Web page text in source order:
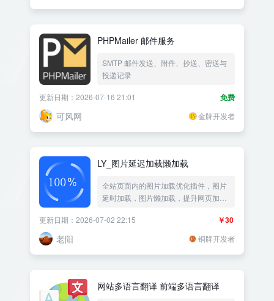
PHPMailer 邮件服务
SMTP 邮件发送、附件、抄送、密送与
投递记录
免费
更新日期：2026-07-16 21:01
可风网 金牌开发者
LY_图片延迟加载懒加载
全站页面内的图片加载优化插件，图片
延时加载，图片懒加载，提升网页加载
￥30
更新日期：2026-07-02 22:15
老阳 铜牌开发者
网站多语言翻译 前端多语言翻译